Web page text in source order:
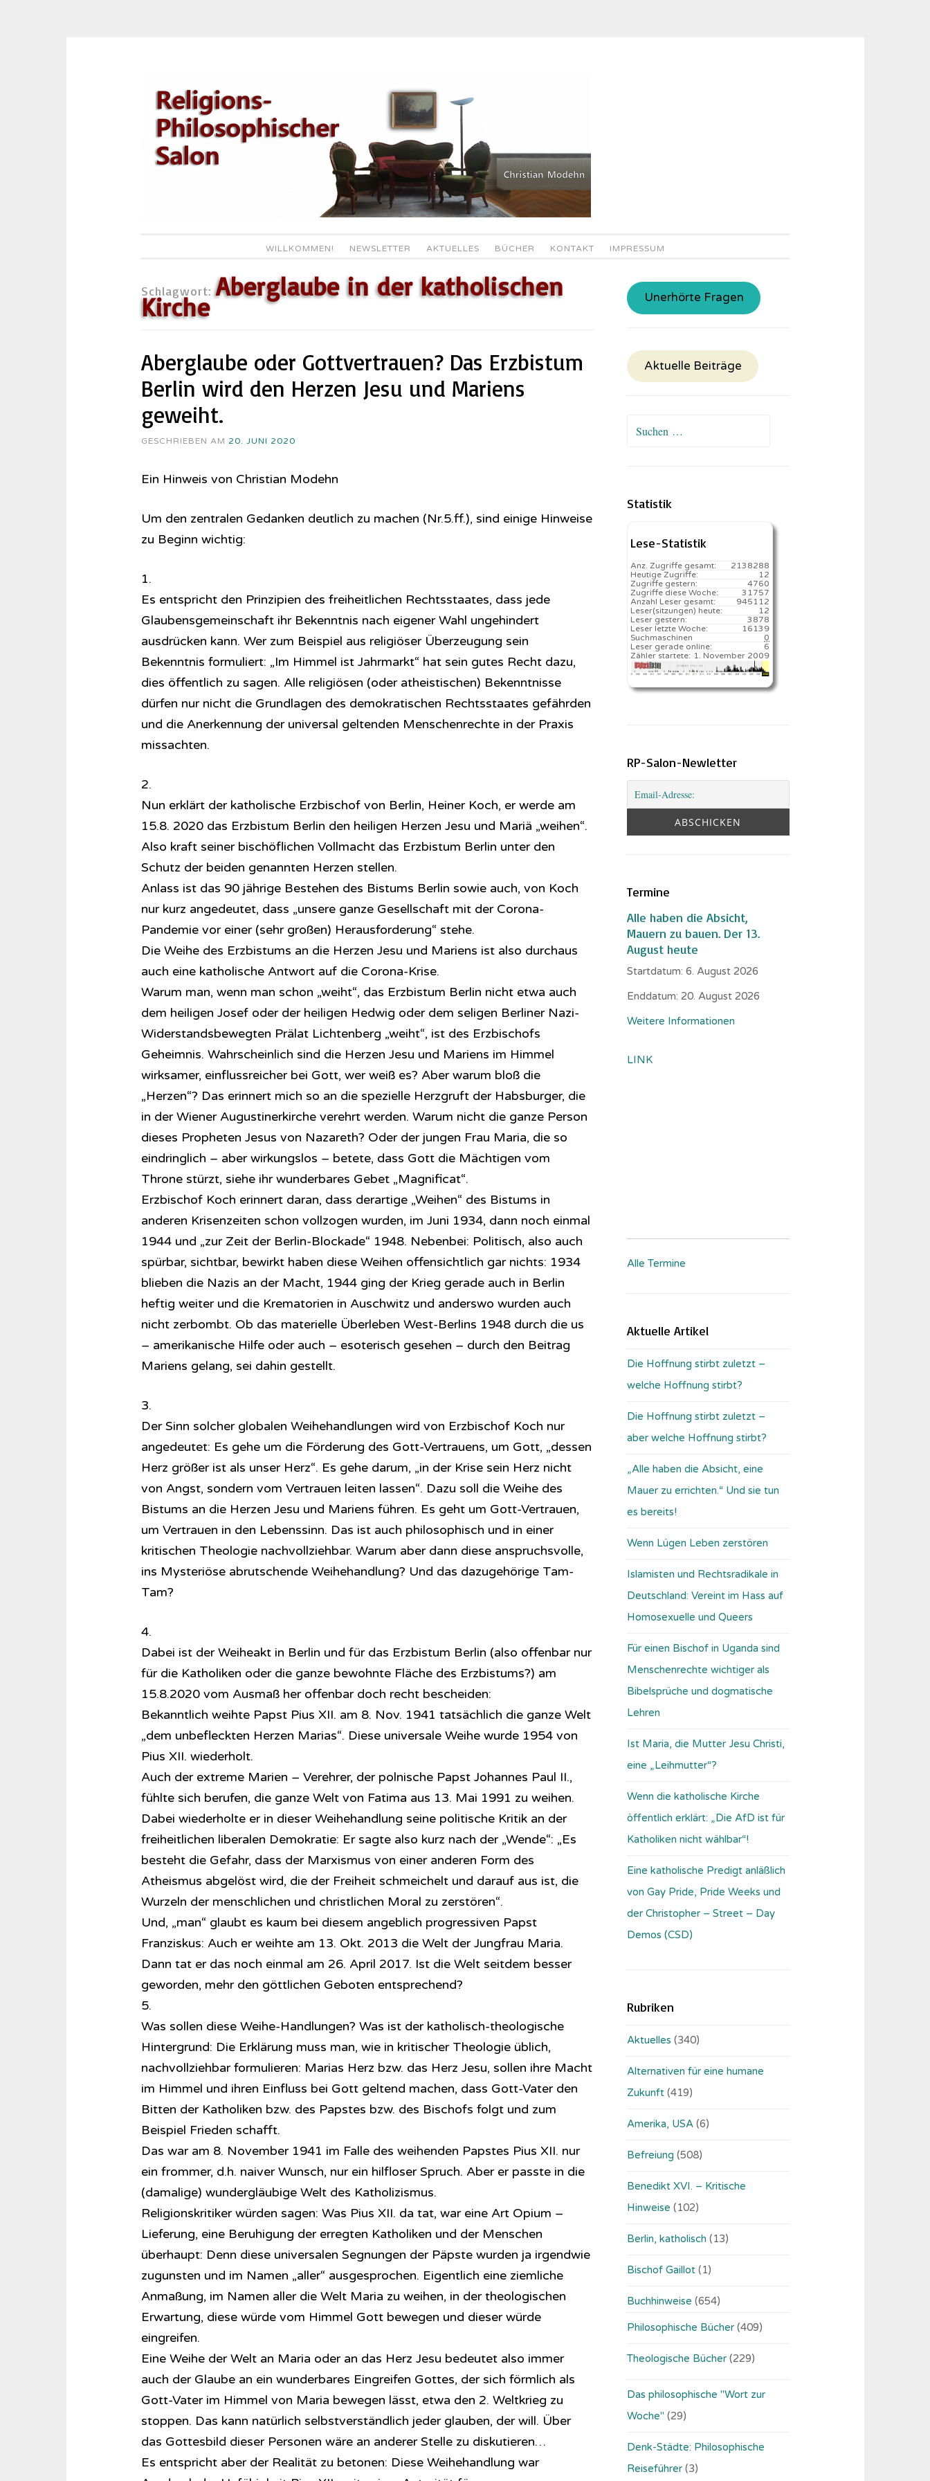
Inhalt
springen
WILLKOMMEN! NEWSLETTER AKTUELLES BÜCHER KONTAKT IMPRESSUM
Schlagwort:Aberglaube in der katholischen
Kirche
Aberglaube oder Gottvertrauen? Das Erzbistum
Berlin wird den Herzen Jesu und Mariens
geweiht.
GESCHRIEBEN AM 20. JUNI 2020
Ein Hinweis von Christian Modehn
Um den zentralen Gedanken deutlich zu machen (Nr.5.ff.), sind einige Hinweise
zu Beginn wichtig:
1.
Es entspricht den Prinzipien des freiheitlichen Rechtsstaates, dass jede
Glaubensgemeinschaft ihr Bekenntnis nach eigener Wahl ungehindert
ausdrücken kann. Wer zum Beispiel aus religiöser Überzeugung sein
Bekenntnis formuliert: „Im Himmel ist Jahrmarkt“ hat sein gutes Recht dazu,
dies öffentlich zu sagen. Alle religiösen (oder atheistischen) Bekenntnisse
dürfen nur nicht die Grundlagen des demokratischen Rechtsstaates gefährden
und die Anerkennung der universal geltenden Menschenrechte in der Praxis
missachten.
2.
Nun erklärt der katholische Erzbischof von Berlin, Heiner Koch, er werde am
15.8. 2020 das Erzbistum Berlin den heiligen Herzen Jesu und Mariä „weihen“.
Also kraft seiner bischöflichen Vollmacht das Erzbistum Berlin unter den
Schutz der beiden genannten Herzen stellen.
Anlass ist das 90 jährige Bestehen des Bistums Berlin sowie auch, von Koch
nur kurz angedeutet, dass „unsere ganze Gesellschaft mit der Corona-
Pandemie vor einer (sehr großen) Herausforderung“ stehe.
Die Weihe des Erzbistums an die Herzen Jesu und Mariens ist also durchaus
auch eine katholische Antwort auf die Corona-Krise.
Warum man, wenn man schon „weiht“, das Erzbistum Berlin nicht etwa auch
dem heiligen Josef oder der heiligen Hedwig oder dem seligen Berliner Nazi-
Widerstandsbewegten Prälat Lichtenberg „weiht“, ist des Erzbischofs
Geheimnis. Wahrscheinlich sind die Herzen Jesu und Mariens im Himmel
wirksamer, einflussreicher bei Gott, wer weiß es? Aber warum bloß die
„Herzen“? Das erinnert mich so an die spezielle Herzgruft der Habsburger, die
in der Wiener Augustinerkirche verehrt werden. Warum nicht die ganze Person
dieses Propheten Jesus von Nazareth? Oder der jungen Frau Maria, die so
eindringlich – aber wirkungslos – betete, dass Gott die Mächtigen vom
Throne stürzt, siehe ihr wunderbares Gebet „Magnificat“.
Erzbischof Koch erinnert daran, dass derartige „Weihen“ des Bistums in
anderen Krisenzeiten schon vollzogen wurden, im Juni 1934, dann noch einmal
1944 und „zur Zeit der Berlin-Blockade“ 1948. Nebenbei: Politisch, also auch
spürbar, sichtbar, bewirkt haben diese Weihen offensichtlich gar nichts: 1934
blieben die Nazis an der Macht, 1944 ging der Krieg gerade auch in Berlin
heftig weiter und die Krematorien in Auschwitz und anderswo wurden auch
nicht zerbombt. Ob das materielle Überleben West-Berlins 1948 durch die us
– amerikanische Hilfe oder auch – esoterisch gesehen – durch den Beitrag
Mariens gelang, sei dahin gestellt.
3.
Der Sinn solcher globalen Weihehandlungen wird von Erzbischof Koch nur
angedeutet: Es gehe um die Förderung des Gott-Vertrauens, um Gott, „dessen
Herz größer ist als unser Herz“. Es gehe darum, „in der Krise sein Herz nicht
von Angst, sondern vom Vertrauen leiten lassen“. Dazu soll die Weihe des
Bistums an die Herzen Jesu und Mariens führen. Es geht um Gott-Vertrauen,
um Vertrauen in den Lebenssinn. Das ist auch philosophisch und in einer
kritischen Theologie nachvollziehbar. Warum aber dann diese anspruchsvolle,
ins Mysteriöse abrutschende Weihehandlung? Und das dazugehörige Tam-
Tam?
4.
Dabei ist der Weiheakt in Berlin und für das Erzbistum Berlin (also offenbar nur
für die Katholiken oder die ganze bewohnte Fläche des Erzbistums?) am
15.8.2020 vom Ausmaß her offenbar doch recht bescheiden:
Bekanntlich weihte Papst Pius XII. am 8. Nov. 1941 tatsächlich die ganze Welt
„dem unbefleckten Herzen Marias“. Diese universale Weihe wurde 1954 von
Pius XII. wiederholt.
Auch der extreme Marien – Verehrer, der polnische Papst Johannes Paul II.,
fühlte sich berufen, die ganze Welt von Fatima aus 13. Mai 1991 zu weihen.
Dabei wiederholte er in dieser Weihehandlung seine politische Kritik an der
freiheitlichen liberalen Demokratie: Er sagte also kurz nach der „Wende“: „Es
besteht die Gefahr, dass der Marxismus von einer anderen Form des
Atheismus abgelöst wird, die der Freiheit schmeichelt und darauf aus ist, die
Wurzeln der menschlichen und christlichen Moral zu zerstören“.
Und, „man“ glaubt es kaum bei diesem angeblich progressiven Papst
Franziskus: Auch er weihte am 13. Okt. 2013 die Welt der Jungfrau Maria.
Dann tat er das noch einmal am 26. April 2017. Ist die Welt seitdem besser
geworden, mehr den göttlichen Geboten entsprechend?
5.
Was sollen diese Weihe-Handlungen? Was ist der katholisch-theologische
Hintergrund: Die Erklärung muss man, wie in kritischer Theologie üblich,
nachvollziehbar formulieren: Marias Herz bzw. das Herz Jesu, sollen ihre Macht
im Himmel und ihren Einfluss bei Gott geltend machen, dass Gott-Vater den
Bitten der Katholiken bzw. des Papstes bzw. des Bischofs folgt und zum
Beispiel Frieden schafft.
Das war am 8. November 1941 im Falle des weihenden Papstes Pius XII. nur
ein frommer, d.h. naiver Wunsch, nur ein hilfloser Spruch. Aber er passte in die
(damalige) wundergläubige Welt des Katholizismus.
Religionskritiker würden sagen: Was Pius XII. da tat, war eine Art Opium –
Lieferung, eine Beruhigung der erregten Katholiken und der Menschen
überhaupt: Denn diese universalen Segnungen der Päpste wurden ja irgendwie
zugunsten und im Namen „aller“ ausgesprochen. Eigentlich eine ziemliche
Anmaßung, im Namen aller die Welt Maria zu weihen, in der theologischen
Erwartung, diese würde vom Himmel Gott bewegen und dieser würde
eingreifen.
Eine Weihe der Welt an Maria oder an das Herz Jesu bedeutet also immer
auch der Glaube an ein wunderbares Eingreifen Gottes, der sich förmlich als
Gott-Vater im Himmel von Maria bewegen lässt, etwa den 2. Weltkrieg zu
stoppen. Das kann natürlich selbstverständlich jeder glauben, der will. Über
das Gottesbild dieser Personen wäre an anderer Stelle zu diskutieren…
Es entspricht aber der Realität zu betonen: Diese Weihehandlung war
Unerhörte Fragen
Aktuelle Beiträge
Suchen
Statistik
Lese-Statistik
2138288
Anz. Zugriffe gesamt:
12
Heutige Zugriffe:
4760
Zugriffe gestern:
31757
Zugriffe diese Woche:
945112
Anzahl Leser gesamt:
12️
Leser(sitzungen) heute:
3878
Leser gestern:
16139️
Leser letzte Woche:
0
Suchmaschinen
6
Leser gerade online:
1. November 2009
Zähler startete:
RP-Salon-Newletter
Termine
Alle haben die Absicht,
Mauern zu bauen. Der 13.
August heute
Startdatum:6. August 2026
Enddatum: 20. August 2026
Weitere Informationen
LINK
Alle Termine
Aktuelle Artikel
Die Hoffnung stirbt zuletzt –
welche Hoffnung stirbt?
Die Hoffnung stirbt zuletzt –
aber welche Hoffnung stirbt?
„Alle haben die Absicht, eine
Mauer zu errichten.“ Und sie tun
es bereits!
Wenn Lügen Leben zerstören
Islamisten und Rechtsradikale in
Deutschland: Vereint im Hass auf
Homosexuelle und Queers
Für einen Bischof in Uganda sind
Menschenrechte wichtiger als
Bibelsprüche und dogmatische
Lehren
Ist Maria, die Mutter Jesu Christi,
eine „Leihmutter“?
Wenn die katholische Kirche
öffentlich erklärt: „Die AfD ist für
Katholiken nicht wählbar“!
Eine katholische Predigt anläßlich
von Gay Pride, Pride Weeks und
der Christopher – Street – Day
Demos (CSD)
Rubriken
Aktuelles (340)
Alternativen für eine humane
Zukunft (419)
Amerika, USA (6)
Befreiung (508)
Benedikt XVI. – Kritische
Hinweise (102)
Berlin, katholisch (13)
Bischof Gaillot (1)
Buchhinweise (654)
Philosophische Bücher (409)
Theologische Bücher (229)
Das philosophische "Wort zur
Woche" (29)
Denk-Städte: Philosophische
Reiseführer (3)